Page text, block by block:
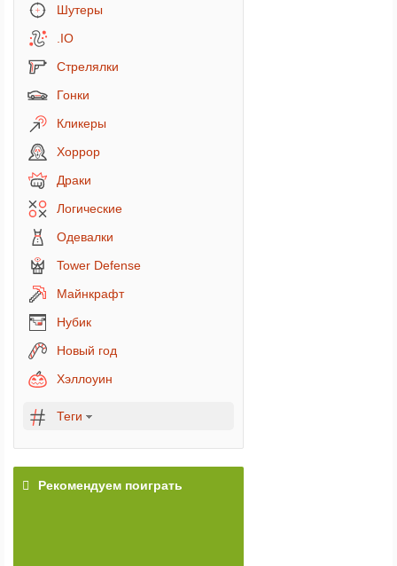
Шутеры
.IO
Стрелялки
Гонки
Кликеры
Хоррор
Драки
Логические
Одевалки
Tower Defense
Майнкрафт
Нубик
Новый год
Хэллоуин
Теги
Рекомендуем поиграть